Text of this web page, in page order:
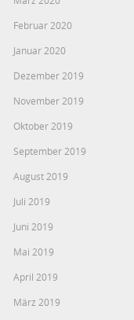
Februar 2020
Januar 2020
Dezember 2019
November 2019
Oktober 2019
September 2019
August 2019
Juli 2019
Juni 2019
Mai 2019
April 2019
März 2019